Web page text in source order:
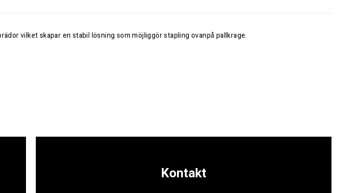
vilket skapar en stabil lösning som möjliggör stapling ovanpå pallkrage.
Kontakt